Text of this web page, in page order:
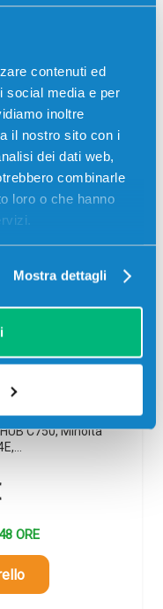
contenuti ed
social media e per
inoltre
il nostro sito con i
dei dati web,
combinarle
loro o che hanno
Mostra dettagli
GIALLO
BIZHUB C654,
C750, Minolta
ORE